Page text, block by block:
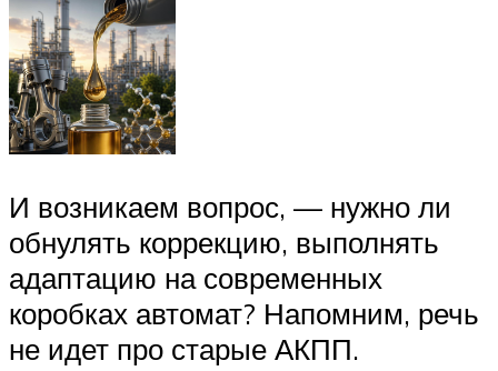
И возникаем вопрос, — нужно ли
обнулять коррекцию, выполнять
адаптацию на современных
коробках автомат? Напомним, речь
не идет про старые АКПП.